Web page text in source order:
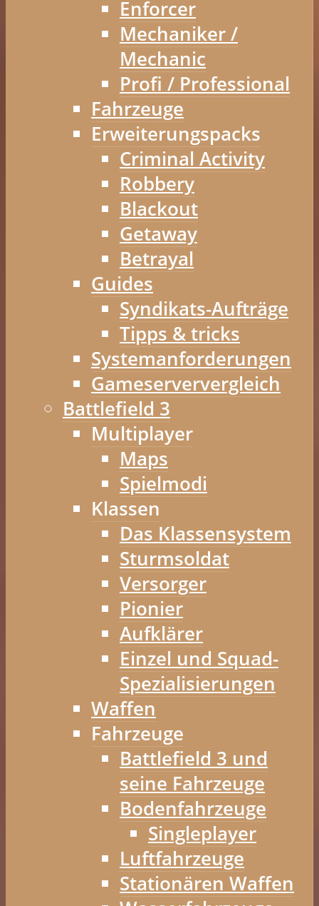
Enforcer
Mechaniker /
Mechanic
Profi / Professional
Fahrzeuge
Erweiterungspacks
Criminal Activity
Robbery
Blackout
Getaway
Betrayal
Guides
Syndikats-Aufträge
Tipps & tricks
Systemanforderungen
Gameserververgleich
Battlefield 3
Multiplayer
Maps
Spielmodi
Klassen
Das Klassensystem
Sturmsoldat
Versorger
Pionier
Aufklärer
Einzel und Squad-
Spezialisierungen
Waffen
Fahrzeuge
Battlefield 3 und
seine Fahrzeuge
Bodenfahrzeuge
Singleplayer
Luftfahrzeuge
Stationären Waffen